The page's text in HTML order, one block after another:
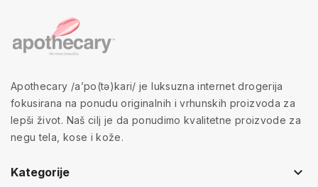
Apothecary /a’po(tə)kari/ je luksuzna internet drogerija
fokusirana na ponudu originalnih i vrhunskih proizvoda za
lepši život. Naš cilj je da ponudimo kvalitetne proizvode za
negu tela, kose i kože.
Kategorije keyboard_arrow_down